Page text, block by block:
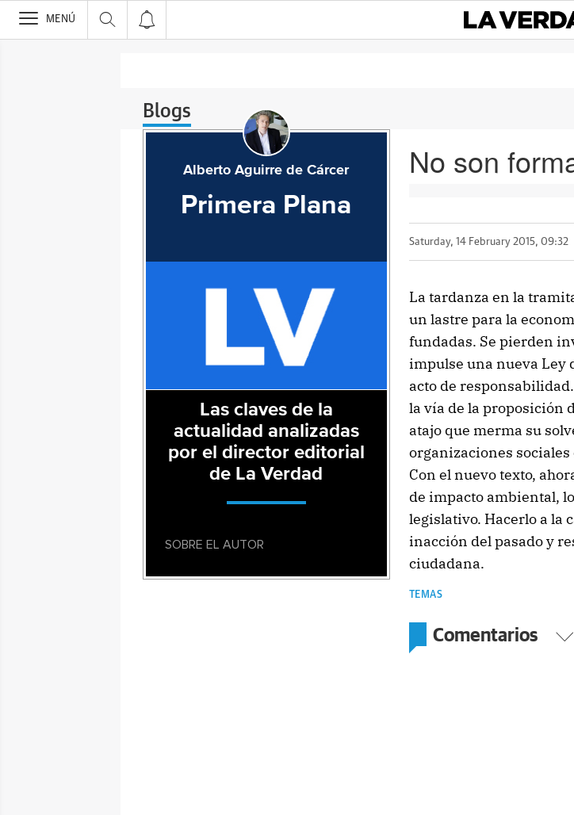
>
MENÚ
Blogs
No son
Saturday, 14 February 2015, 09:32
La tardanza en la
un lastre para la
fundadas. Se pierden
impulse una nueva Ley
acto de
la vía de la proposición
atajo que merma su
organizaciones
Con el nuevo texto,
de impacto ambiental,
legislativo. Hacerlo a la
inacción del pasado y
ciudadana.
TEMAS
Comentarios
Alberto Aguirre de Cárcer
Primera Plana
Las claves de la
actualidad analizadas
por el director editorial
de La Verdad
SOBRE EL AUTOR